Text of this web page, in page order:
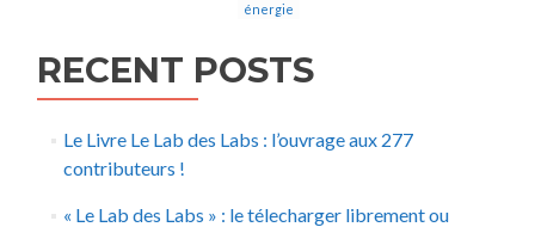
énergie
RECENT POSTS
Le Livre Le Lab des Labs : l’ouvrage aux 277
contributeurs !
« Le Lab des Labs » : le télecharger librement ou